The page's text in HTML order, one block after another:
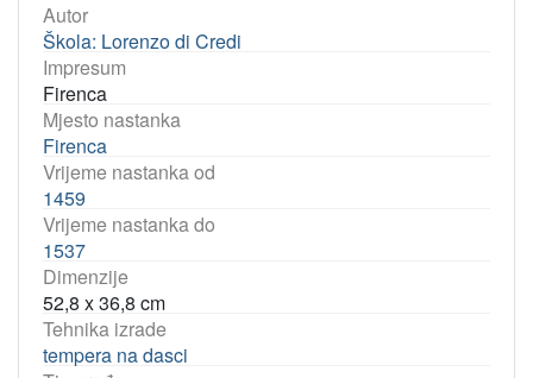
Autor
Škola: Lorenzo di Credi
Impresum
Firenca
Mjesto nastanka
Firenca
Vrijeme nastanka od
1459
Vrijeme nastanka do
1537
Dimenzije
52,8 x 36,8 cm
Tehnika izrade
tempera na dasci